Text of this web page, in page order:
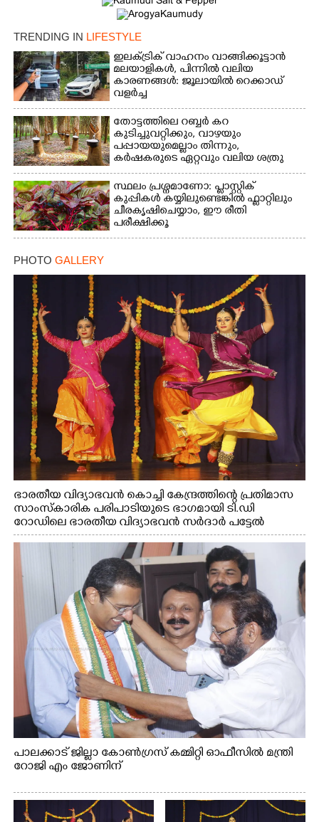
TRENDING IN LIFESTYLE
ഇലക്ട്രിക് വാഹനം വാങ്ങിക്കൂട്ടാൻ
മലയാളികൾ, പിന്നിൽ വലിയ
കാരണങ്ങൾ: ജൂലായിൽ റെക്കാഡ്
വളർച്ച
തോട്ടത്തിലെ റബ്ബർ കറ
കുടിച്ചുവറ്റിക്കും, വാഴയും
പപ്പായയുമെല്ലാം തിന്നും,
കർഷകരുടെ ഏറ്റവും വലിയ ശത്രു
സ്ഥലം പ്രശ്നമാണോ: പ്ലാസ്റ്റിക്
കുപ്പികൾ കയ്യിലുണ്ടെങ്കിൽ ഫ്ലാറ്റിലും
ചീരകൃഷിചെയ്യാം, ഈ രീതി
പരീക്ഷിക്കൂ
PHOTO GALLERY
ഭാരതീയ വിദ്യാഭവൻ കൊച്ചി കേന്ദ്രത്തിന്റെ പ്രതിമാസ
സാംസ്കാരിക പരിപാടിയുടെ ഭാഗമായി ടി.ഡി
റോഡിലെ ഭാരതീയ വിദ്യാഭവൻ സർദാർ പട്ടേൽ
സഭാഗൃഹത്തിൽ എം. അക്ഷതയുടെ നേതൃത്വത്തിൽ
അവതരിപ്പിച്ച ലയ നമൻ കഥക് നൃത്തത്തിൽ നിന്ന്
പാലക്കാട് ജില്ലാ കോൺഗ്രസ് കമ്മിറ്റി ഓഫീസിൽ മന്ത്രി
റോജി എം ജോണിന്
Copy Link